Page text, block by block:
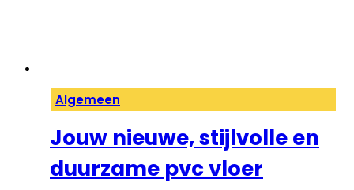
Algemeen
Jouw nieuwe, stijlvolle en
duurzame pvc vloer